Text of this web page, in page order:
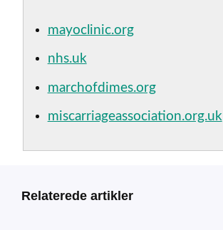
mayoclinic.org
nhs.uk
marchofdimes.org
miscarriageassociation.org.uk
Relaterede artikler